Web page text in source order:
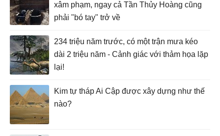
xâm phạm, ngay cả Tần Thủy Hoàng cũng
phải "bó tay" trở về
234 triệu năm trước, có một trận mưa kéo
dài 2 triệu năm - Cảnh giác với thảm họa lặp
lại!
Kim tự tháp Ai Cập được xây dựng như thế
nào?